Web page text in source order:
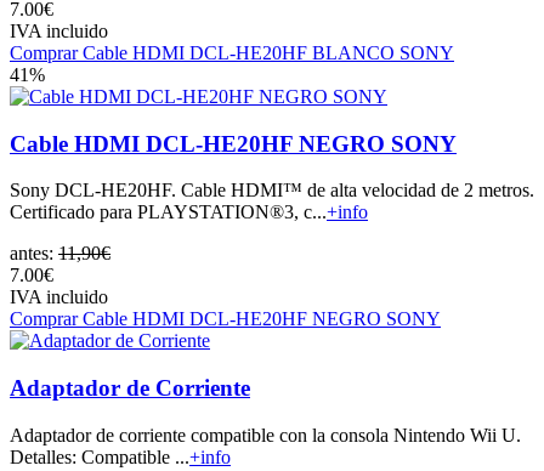
7.00€
IVA incluido
Comprar Cable HDMI DCL-HE20HF BLANCO SONY
41%
Cable HDMI DCL-HE20HF NEGRO SONY
Sony DCL-HE20HF. Cable HDMI™ de alta velocidad de 2 metros.
Certificado para PLAYSTATION®3, c...+info
antes: 11,90€
7.00€
IVA incluido
Comprar Cable HDMI DCL-HE20HF NEGRO SONY
Adaptador de Corriente
Adaptador de corriente compatible con la consola Nintendo Wii U.
Detalles: Compatible ...+info